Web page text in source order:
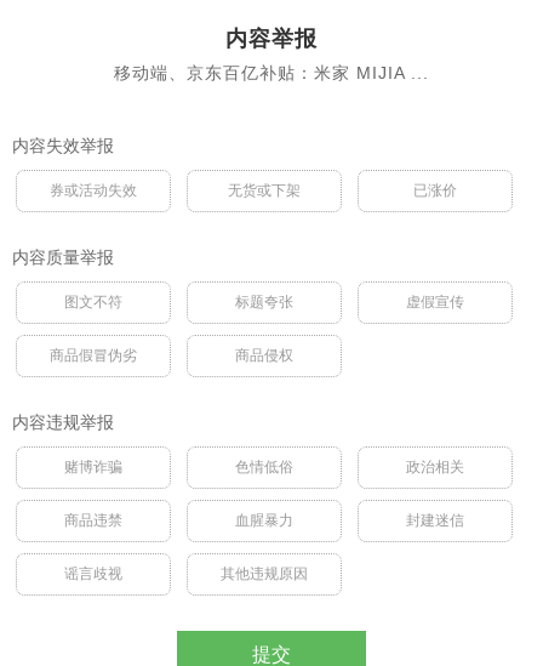
内容举报
移动端、京东百亿补贴：米家 MIJIA ...
内容失效举报
券或活动失效 无货或下架 已涨价
内容质量举报
图文不符 标题夸张 虚假宣传
商品假冒伪劣 商品侵权
内容违规举报
赌博诈骗 色情低俗 政治相关
商品违禁 血腥暴力 封建迷信
谣言歧视 其他违规原因
提交